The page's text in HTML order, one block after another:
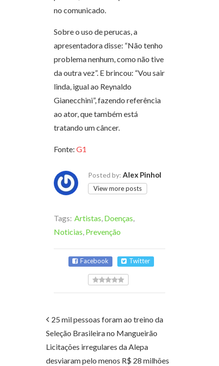
no comunicado.
Sobre o uso de perucas, a
apresentadora disse: “Não tenho
problema nenhum, como não tive
da outra vez”. E brincou: “Vou sair
linda, igual ao Reynaldo
Gianecchini”, fazendo referência
ao ator, que também está
tratando um câncer.
Fonte: G1
Posted by: Alex Pinhol
View more posts
Tags: Artistas, Doenças,
Noticias, Prevenção
Facebook Twitter
25 mil pessoas foram ao treino da
Seleção Brasileira no Mangueirão
Licitações irregulares da Alepa
desviaram pelo menos R$ 28 milhões